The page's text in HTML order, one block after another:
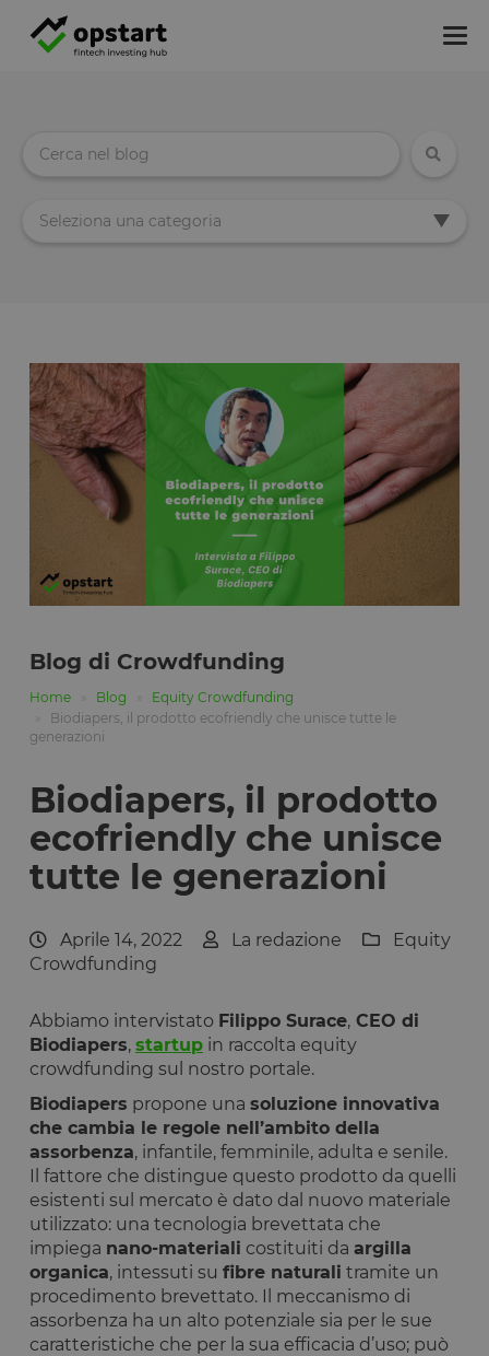
Seleziona una categoria
Blog di Crowdfunding
Home Blog
Equity Crowdfunding
Biodiapers, il prodotto ecofriendly che unisce tutte le
generazioni
Biodiapers, il prodotto
ecofriendly che unisce
tutte le generazioni
Aprile 14, 2022 La redazione
Equity
Crowdfunding
Abbiamo intervistato Filippo Surace, CEO di
Biodiapers, startup in raccolta equity
crowdfunding sul nostro portale.
Biodiapers propone una soluzione innovativa
che cambia le regole nell’ambito della
assorbenza, infantile, femminile, adulta e senile.
Il fattore che distingue questo prodotto da quelli
esistenti sul mercato è dato dal nuovo materiale
utilizzato: una tecnologia brevettata che
impiega nano-materiali costituiti da argilla
organica, intessuti su fibre naturali tramite un
procedimento brevettato. Il meccanismo di
assorbenza ha un alto potenziale sia per le sue
caratteristiche che per la sua efficacia d’uso; può